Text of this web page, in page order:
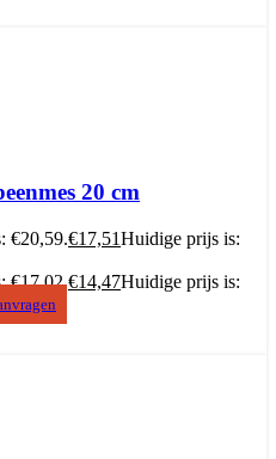
20 cm
€20,59.€17,51Huidige prijs is:
€17,02.€14,47Huidige prijs is: